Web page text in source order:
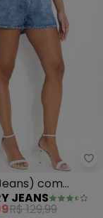
(Jeans) com
com
Sawary
JEANS
R$ 129,99